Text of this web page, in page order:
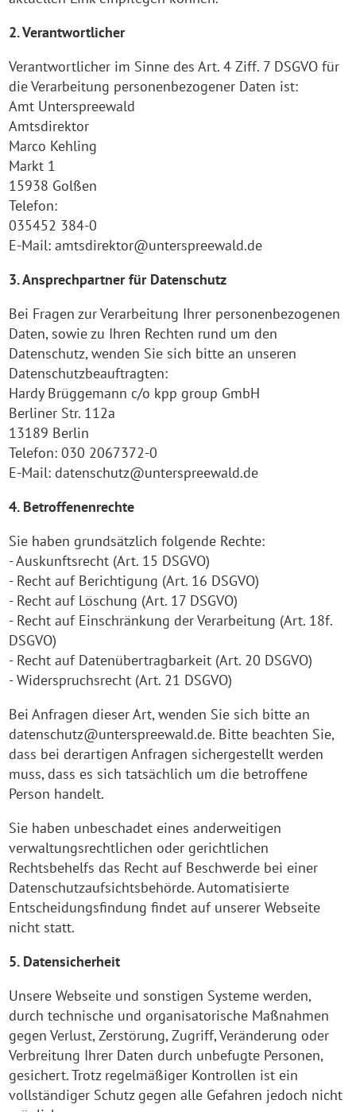
2. Verantwortlicher
Verantwortlicher im Sinne des Art. 4 Ziff. 7 DSGVO für
die Verarbeitung personenbezogener Daten ist:
Amt Unterspreewald
Amtsdirektor
Marco Kehling
Markt 1
15938 Golßen
Telefon:
035452 384-0
E-Mail: amtsdirektor@unterspreewald.de
3. Ansprechpartner für Datenschutz
Bei Fragen zur Verarbeitung Ihrer personenbezogenen
Daten, sowie zu Ihren Rechten rund um den
Datenschutz, wenden Sie sich bitte an unseren
Datenschutzbeauftragten:
Hardy Brüggemann c/o kpp group GmbH
Berliner Str. 112a
13189 Berlin
Telefon: 030 2067372-0
E-Mail: datenschutz@unterspreewald.de
4. Betroffenenrechte
Sie haben grundsätzlich folgende Rechte:
- Auskunftsrecht (Art. 15 DSGVO)
- Recht auf Berichtigung (Art. 16 DSGVO)
- Recht auf Löschung (Art. 17 DSGVO)
- Recht auf Einschränkung der Verarbeitung (Art. 18f.
DSGVO)
- Recht auf Datenübertragbarkeit (Art. 20 DSGVO)
- Widerspruchsrecht (Art. 21 DSGVO)
Bei Anfragen dieser Art, wenden Sie sich bitte an
datenschutz@unterspreewald.de. Bitte beachten Sie,
dass bei derartigen Anfragen sichergestellt werden
muss, dass es sich tatsächlich um die betroffene
Person handelt.
Sie haben unbeschadet eines anderweitigen
verwaltungsrechtlichen oder gerichtlichen
Rechtsbehelfs das Recht auf Beschwerde bei einer
Datenschutzaufsichtsbehörde. Automatisierte
Entscheidungsfindung findet auf unserer Webseite
nicht statt.
5. Datensicherheit
Unsere Webseite und sonstigen Systeme werden,
durch technische und organisatorische Maßnahmen
gegen Verlust, Zerstörung, Zugriff, Veränderung oder
Verbreitung Ihrer Daten durch unbefugte Personen,
gesichert. Trotz regelmäßiger Kontrollen ist ein
vollständiger Schutz gegen alle Gefahren jedoch nicht